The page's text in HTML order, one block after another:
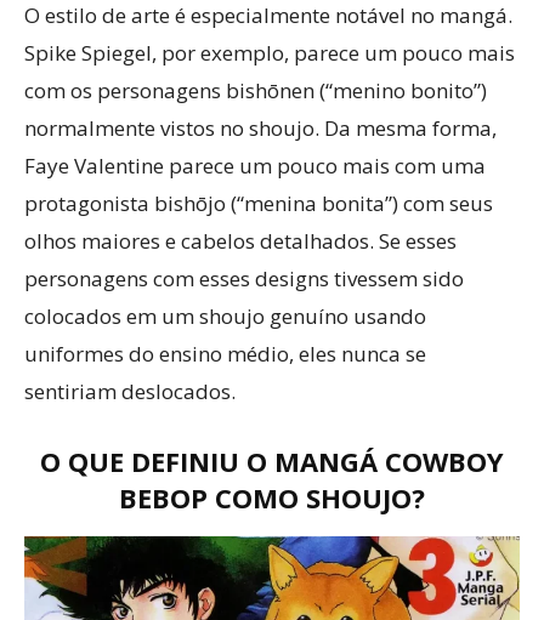
O estilo de arte é especialmente notável no mangá.
Spike Spiegel, por exemplo, parece um pouco mais
com os personagens bishōnen (“menino bonito”)
normalmente vistos no shoujo. Da mesma forma,
Faye Valentine parece um pouco mais com uma
protagonista bishōjo (“menina bonita”) com seus
olhos maiores e cabelos detalhados. Se esses
personagens com esses designs tivessem sido
colocados em um shoujo genuíno usando
uniformes do ensino médio, eles nunca se
sentiriam deslocados.
O QUE DEFINIU O MANGÁ COWBOY
BEBOP COMO SHOUJO?